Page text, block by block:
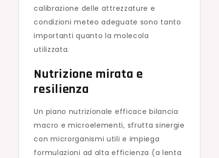
calibrazione delle attrezzature e
condizioni meteo adeguate sono tanto
importanti quanto la molecola
utilizzata.
Nutrizione mirata e
resilienza
Un piano nutrizionale efficace bilancia
macro e microelementi, sfrutta sinergie
con microrganismi utili e impiega
formulazioni ad alta efficienza (a lenta